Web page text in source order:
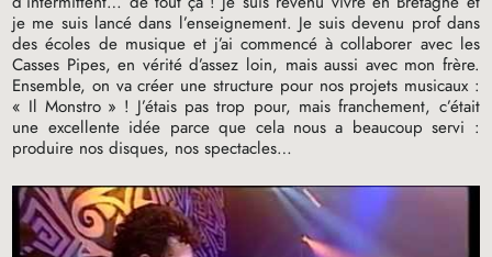
je me suis lancé dans l’enseignement. Je suis devenu prof dans
des écoles de musique et j’ai commencé à collaborer avec les
Casses Pipes, en vérité d’assez loin, mais aussi avec mon frère.
Ensemble, on va créer une structure pour nos projets musicaux :
« Il Monstro » ! J’étais pas trop pour, mais franchement, c’était
une excellente idée parce que cela nous a beaucoup servi :
produire nos disques, nos spectacles…